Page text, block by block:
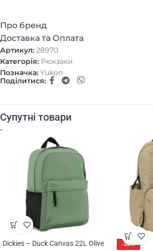
Про бренд
Доставка та Оплата
Артикул: 28970
Категорія: Рюкзаки
Позначка: Yukon
Поділитися:
Супутні товари
Dickies – Duck Canvas 22L Olive
-20%